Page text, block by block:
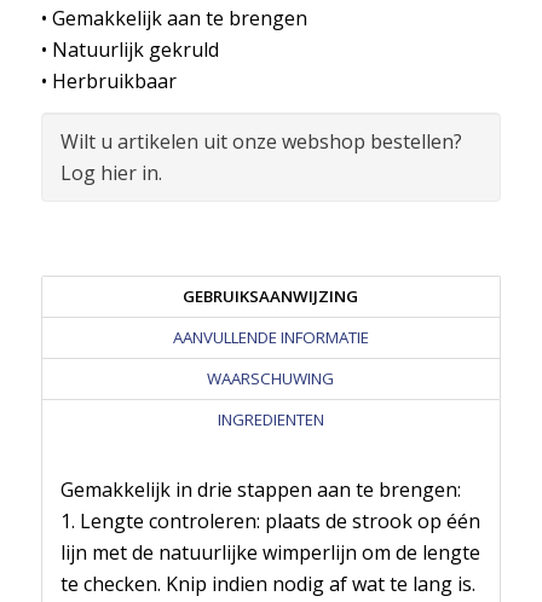
• Gemakkelijk aan te brengen
• Natuurlijk gekruld
• Herbruikbaar
Wilt u artikelen uit onze webshop bestellen?
Log hier in.
GEBRUIKSAANWIJZING
AANVULLENDE INFORMATIE
WAARSCHUWING
INGREDIENTEN
Gemakkelijk in drie stappen aan te brengen:
1. Lengte controleren: plaats de strook op één
lijn met de natuurlijke wimperlijn om de lengte
te checken. Knip indien nodig af wat te lang is.